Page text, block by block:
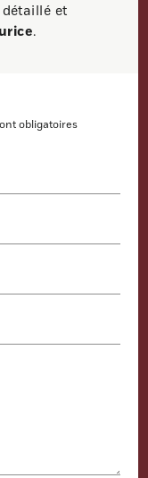
et
.
obligatoires